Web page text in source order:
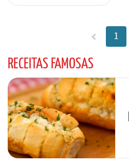
1
RECEITAS FAMOSAS